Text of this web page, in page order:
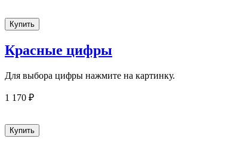
Красные цифры
Для выбора цифры нажмите на картинку.
1 170 ₽